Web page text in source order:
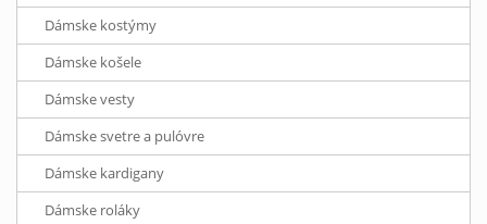
Dámske kostýmy
Dámske košele
Dámske vesty
Dámske svetre a pulóvre
Dámske kardigany
Dámske roláky